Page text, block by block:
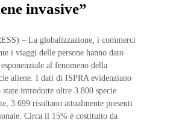
invasive”
– La globalizzazione, i commerci
i viaggi delle persone hanno dato
al fenomeno della
aliene. I dati di ISPRA evidenziano
introdotte oltre 3.800 specie
3.699 risultano attualmente presenti
Circa il 15% è costituito da